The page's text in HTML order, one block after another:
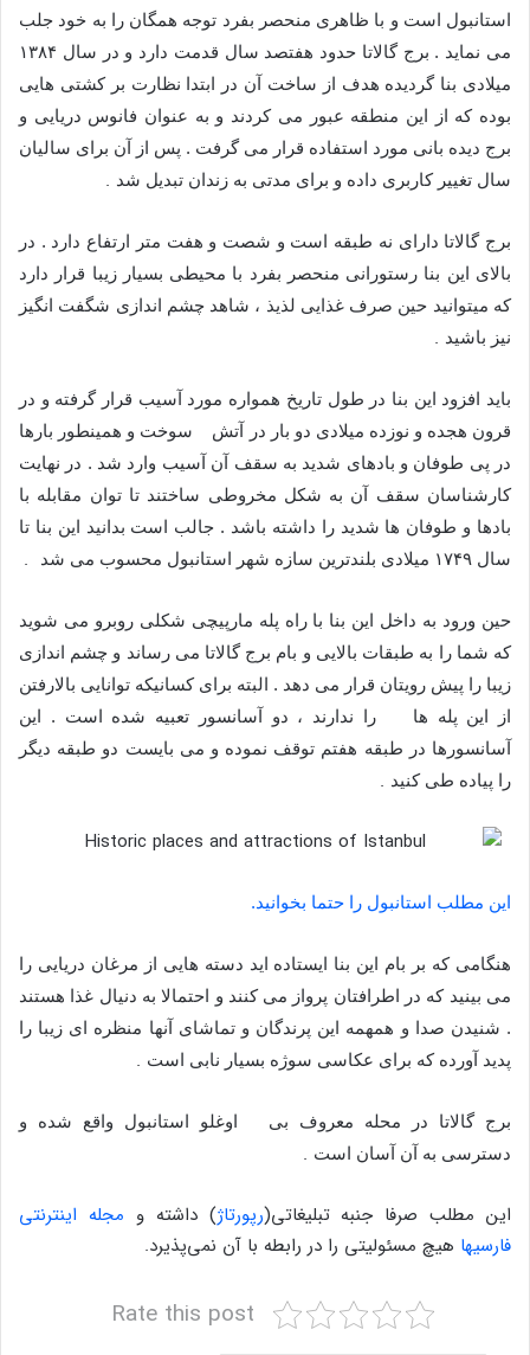
استانبول است و با ظاهری منحصر بفرد توجه همگان را به خود جلب
می نماید . برج گالاتا حدود هفتصد سال قدمت دارد و در سال ۱۳۸۴
میلادی بنا گردیده هدف از ساخت آن در ابتدا نظارت بر کشتی ‌هایی
بوده که از این منطقه عبور می کردند و به عنوان فانوس دریایی و
برج دیده بانی مورد استفاده قرار می گرفت . پس از آن برای سالیان
سال تغییر کاربری داده و برای مدتی به زندان تبدیل شد .
برج گالاتا دارای نه طبقه است و شصت و هفت متر ارتفاع دارد . در
بالای این بنا رستورانی منحصر بفرد با محیطی بسیار زیبا قرار دارد
که میتوانید حین صرف غذایی لذیذ ، شاهد چشم اندازی شگفت انگیز
نیز باشید .
باید افزود این بنا در طول تاریخ همواره مورد آسیب قرار گرفته و در
قرون‌ هجده و نوزده میلادی دو بار در آتش‌ سوخت و همینطور بارها
در پی طوفان و بادهای شدید به سقف آن آسیب وارد شد . در نهایت
کارشناسان سقف آن به شکل مخروطی ساختند تا توان مقابله با
بادها و طوفان ها شدید را داشته باشد . جالب است بدانید این بنا تا
سال ۱۷۴۹ میلادی بلندترین سازه شهر استانبول محسوب می شد
.
حین ورود به داخل این بنا با راه پله‌ مارپیچی شکلی روبرو می شوید
که شما را به طبقات بالایی و بام برج گالاتا می رساند و چشم اندازی
زیبا را پیش رویتان قرار می دهد . البته برای کسانیکه توانایی بالارفتن
از این پله‌ ها را ندارند ، دو آسانسور تعبیه شده است . این
آسانسورها در طبقه هفتم توقف نموده و می بایست دو طبقه دیگر
را پیاده طی کنید .
این مطلب استانبول را حتما بخوانید.
هنگامی که بر بام این بنا ایستاده اید دسته هایی از مرغان دریایی را
می بینید که در اطرافتان پرواز می کنند و احتمالا به دنیال غذا هستند
. شنیدن صدا و همهمه این پرندگان و تماشای آنها منظره ای زیبا را
پدید آورده که برای عکاسی سوژه بسیار نابی است .
برج گالاتا در محله معروف بی اوغلو استانبول واقع شده و
دسترسی به آن آسان است .
این مطلب صرفا جنبه تبلیغاتی(رپورتاژ) داشته و مجله اینترنتی
فارسیها هیچ مسئولیتی را در رابطه با آن نمی‌پذیرد.
Rate this post